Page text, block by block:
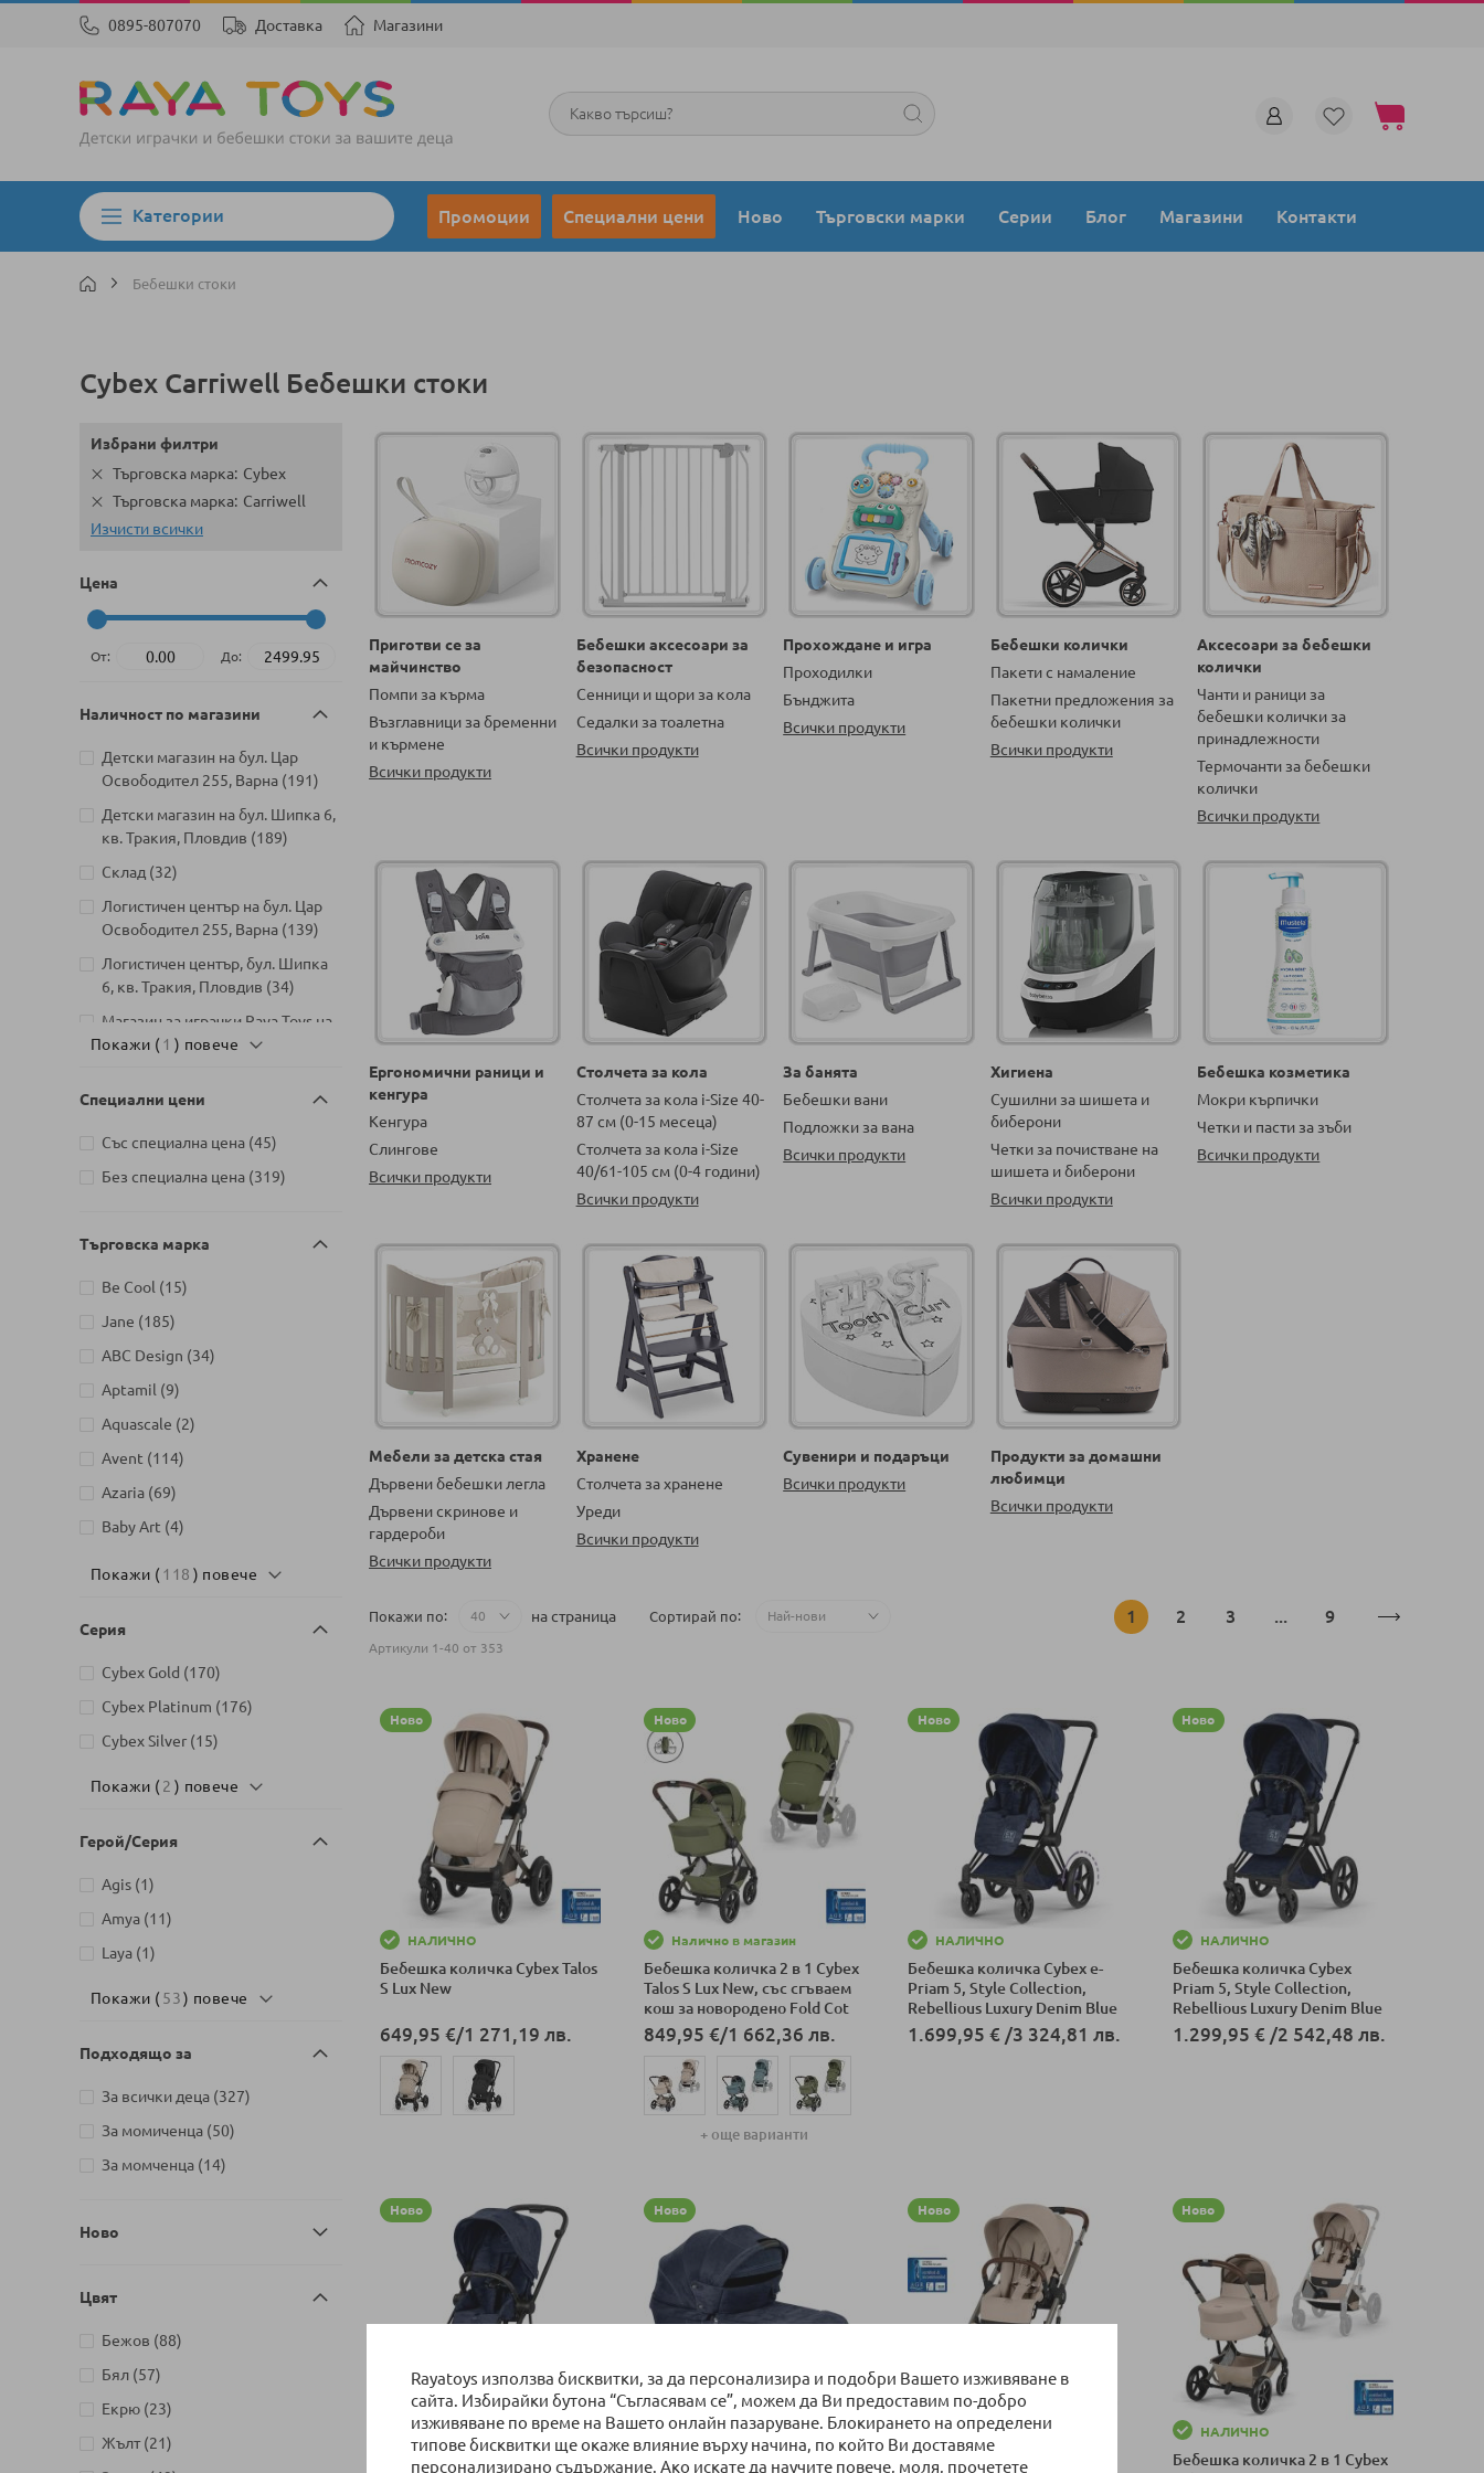
Rayatoys използва бисквитки, за да персонализира и подобри Вашето изживяване в
сайта. Избирайки бутона “Съгласявам се”, можем да Ви предоставим по-добро
изживяване по време на Вашето онлайн пазаруване. Блокирането на определени
типове бисквитки ще окаже влияние върху начина, по който Ви доставяме
персонализирано съдържание. Ако искате да научите повече, моля, прочетете
0895-807070 Доставка Магазини
Моята количка
Търсене
Категории Промоции Специални цени Ново Търговски марки Серии Блог Магазини Контакти
Бебешки стоки
Cybex Carriwell Бебешки стоки
Приготви се за
майчинство
Помпи за кърма
Възглавници за бременни
и кърмене
Всички продукти
Бебешки аксесоари за
безопасност
Сенници и щори за кола
Седалки за тоалетна
Всички продукти
Прохождане и игра
Проходилки
Бънджита
Всички продукти
Бебешки колички
Пакети с намаление
Пакетни предложения за
бебешки колички
Всички продукти
Аксесоари за бебешки
колички
Чанти и раници за
бебешки колички за
принадлежности
Термочанти за бебешки
колички
Всички продукти
Ергономични раници и
кенгура
Кенгура
Слингове
Всички продукти
Столчета за кола
Столчета за кола i-Size 40-
87 см (0-15 месеца)
Столчета за кола i-Size
40/61-105 см (0-4 години)
Всички продукти
За банята
Бебешки вани
Подложки за вана
Всички продукти
Хигиена
Сушилни за шишета и
биберони
Четки за почистване на
шишета и биберони
Всички продукти
Бебешка козметика
Мокри кърпички
Четки и пасти за зъби
Всички продукти
Мебели за детска стая
Дървени бебешки легла
Дървени скринове и
гардероби
Всички продукти
Хранене
Столчета за хранене
Уреди
Всички продукти
Сувенири и подаръци
Всички продукти
Продукти за домашни
любимци
Всички продукти
Страница
В момента четете страница
1 Страница
2 Страница
3 ... Страница
9
Покажи по на страница Сортирай по
Артикули 1-40 от 353
Ново
НАЛИЧНО
Бебешка количка Cybex Talos
S Lux New
649,95 €/1 271,19 лв.
Ново
Налично в магазин
Бебешка количка 2 в 1 Cybex
Talos S Lux New, със сгъваем
кош за новородено Fold Cot
849,95 €/1 662,36 лв.
+ още варианти
Ново
НАЛИЧНО
Бебешка количка Cybex e-
Priam 5, Style Collection,
Rebellious Luxury Denim Blue
1.699,95 € /3 324,81 лв.
Ново
НАЛИЧНО
Бебешка количка Cybex
Priam 5, Style Collection,
Rebellious Luxury Denim Blue
1.299,95 €/2 542,48 лв.
Ново
ПО ЗАЯВКА до 30 дни
Ново
НАЛИЧНО
Сгъваем кош за новородено
Ново
НАЛИЧНО
Ново
НАЛИЧНО
Бебешка количка 2 в 1 Cybex
Избрани филтри
Търговска марка Cybex
Търговска марка Carriwell
Изчисти всички
Цена
От: До:
Наличност по магазини
Детски магазин на бул. Цар
Освободител 255, Варна 191
артикули
Детски магазин на бул. Шипка 6,
кв. Тракия, Пловдив
189
артикули
Склад
32
артикули
Логистичен център на бул. Цар
Освободител 255, Варна 139
артикули
Логистичен център, бул. Шипка
6, кв. Тракия, Пловдив
34
артикули
Магазин за играчки Raya Toys на
бул. България 110, София
Premium на бул. България 110,
проход 18, Гео Милев, София
Детски магазин на бул. Черни
Детски магазин на ул.
Йерусалим, бл. 47В, жк. Младост
Покажи (1 ) повече
Специални цени
Със специална цена 45
артикули
Без специална цена 319
артикули
Търговска марка
Be Cool 15
артикули
Jane
185
артикули
ABC Design
34
артикули
Aptamil 9
артикули
Aquascale
2
артикули
Avent
114
артикули
Azaria 69
артикули
Baby Art 4
артикули
Baby MATEX
Baby`s Only
22
артикули
Babybio
77
артикули
Babyhome
8
артикули
Bambino Mio
Bebelan
Bio-Oil 1
артикул
252
артикули
артикули
артикул
Покажи (118 ) повече
Серия
Cybex Gold 170
артикули
Cybex Platinum
176
артикули
Cybex Silver 15
артикули
Покажи (2 ) повече
Герой/Серия
Agis 1
артикул
Amya 11
артикули
Laya 1
артикул
Покажи (53 ) повече
Подходящо за
За всички деца 327
артикули
За момиченца 50
артикули
За момченца 14
артикули
Ново
Цвят
Бежов 88
артикули
Бял 57
артикули
Екрю 23
артикули
Жълт 21
артикули